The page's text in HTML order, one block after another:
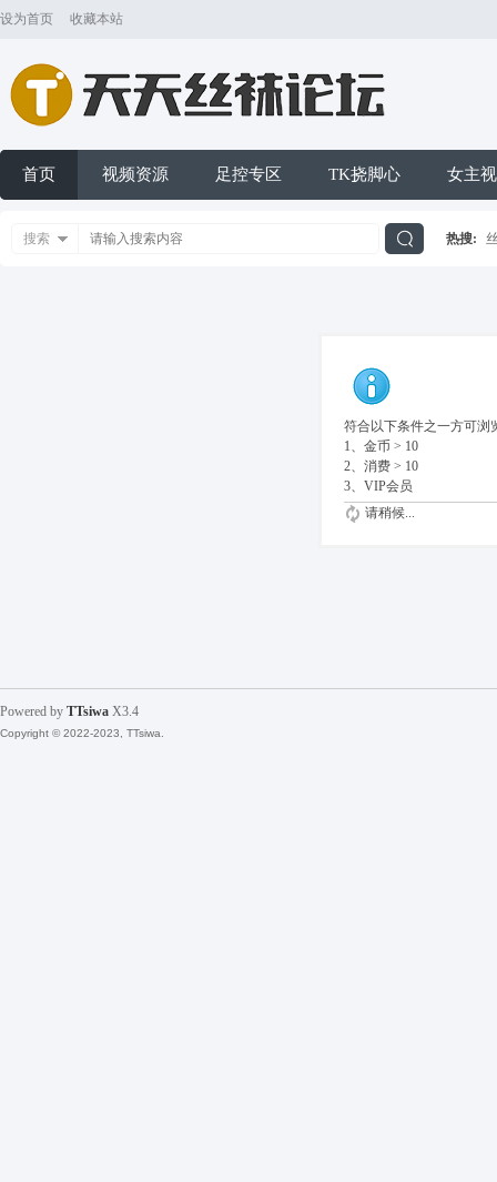
设为首页 收藏本站
首页 视频资源 足控专区 TK挠脚心 女主
搜索 热搜:
符合以下条件之一方可浏
1、金币 > 10
2、消费 > 10
3、VIP会员
请稍候...
Powered by TTsiwa X3.4
Copyright © 2022-2023, TTsiwa.